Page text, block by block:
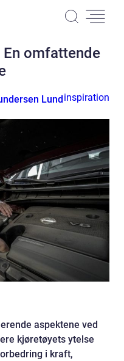
omfattende
Lundinspiration
aspektene ved
kjøretøyets ytelse
i kraft,